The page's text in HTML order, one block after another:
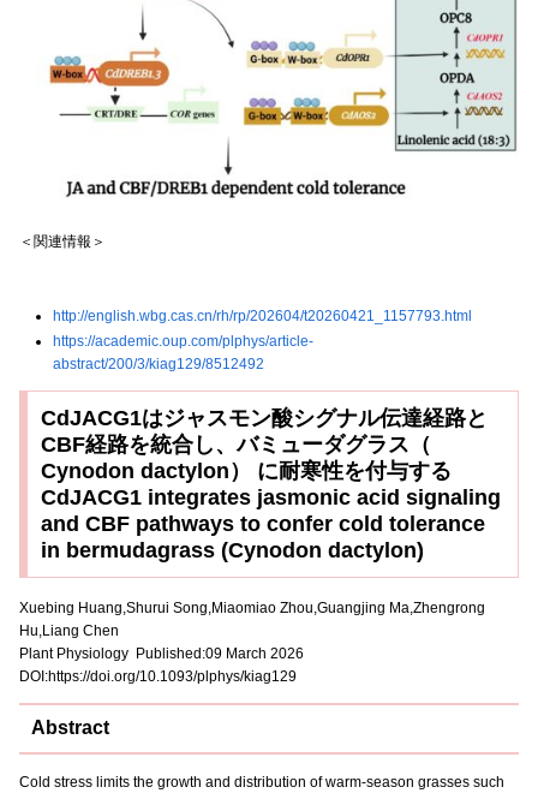
＜関連情報＞
http://english.wbg.cas.cn/rh/rp/202604/t20260421_1157793.html
https://academic.oup.com/plphys/article-
abstract/200/3/kiag129/8512492
CdJACG1はジャスモン酸シグナル伝達経路と
CBF経路を統合し、バミューダグラス（
Cynodon dactylon） に耐寒性を付与する
CdJACG1 integrates jasmonic acid signaling
and CBF pathways to confer cold tolerance
in bermudagrass (Cynodon dactylon)
Xuebing Huang,Shurui Song,Miaomiao Zhou,Guangjing Ma,Zhengrong
Hu,Liang Chen
Plant Physiology Published:09 March 2026
DOI:https://doi.org/10.1093/plphys/kiag129
Abstract
Cold stress limits the growth and distribution of warm-season grasses such